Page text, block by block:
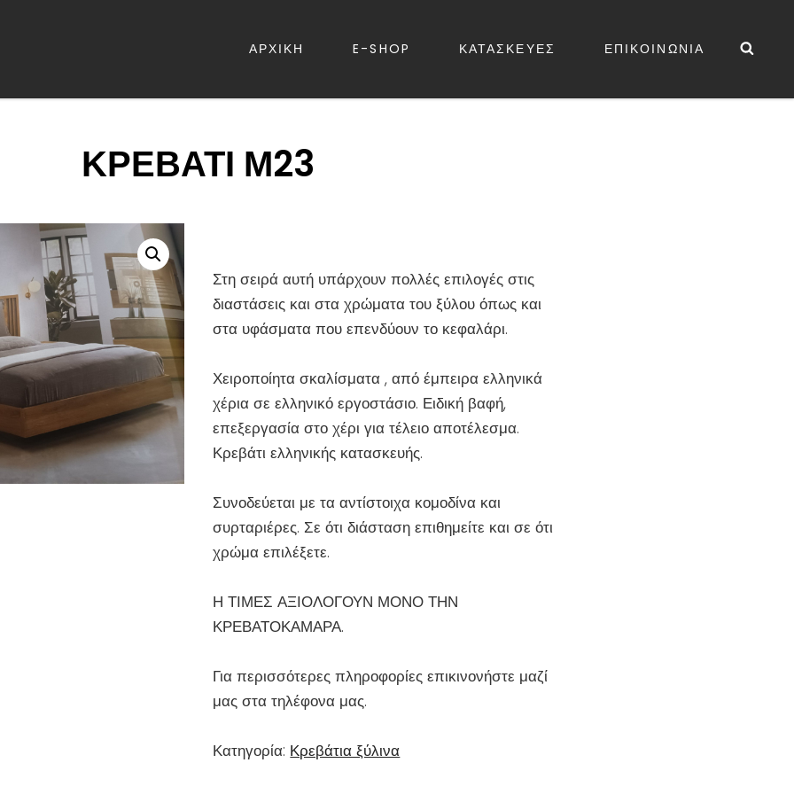
ΑΡΧΙΚΗ E-SHOP ΚΑΤΑΣΚΕΥΕΣ ΕΠΙΚΟΙΝΩΝΙΑ
ΚΡΕΒΑΤΙ Μ23
Στη σειρά αυτή υπάρχουν πολλές επιλογές στις
διαστάσεις και στα χρώματα του ξύλου όπως και
στα υφάσματα που επενδύουν το κεφαλάρι.
Χειροποίητα σκαλίσματα , από έμπειρα ελληνικά
χέρια σε ελληνικό εργοστάσιο. Ειδική βαφή,
επεξεργασία στο χέρι για τέλειο αποτέλεσμα.
Κρεβάτι ελληνικής κατασκευής.
Συνοδεύεται με τα αντίστοιχα κομοδίνα και
συρταριέρες. Σε ότι διάσταση επιθημείτε και σε ότι
χρώμα επιλέξετε.
Η ΤΙΜΕΣ ΑΞΙΟΛΟΓΟΥΝ ΜΟΝΟ ΤΗΝ
ΚΡΕΒΑΤΟΚΑΜΑΡΑ.
Για περισσότερες πληροφορίες επικινονήστε μαζί
μας στα τηλέφονα μας.
Κατηγορία: Κρεβάτια ξύλινα